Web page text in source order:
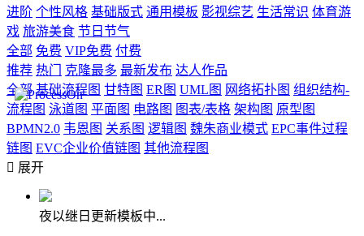
进阶 个性风格 基础版式 通用模板 影视综艺 生活常识 体育游
戏 旅游美食 节日节气
全部 免费 VIP免费 付费
推荐 热门 克隆最多 最新发布 达人作品
全部 基础流程图 甘特图 ER图 UML图 网络拓扑图 组织结构-
流程图 泳道图 平面图 电路图 图表/表格 架构图 原型图
BPMN2.0 韦恩图 关系图 逻辑图 魏朱商业模式 EPC事件过程
链图 EVC企业价值链图 其他流程图
 展开
夜以继日更新模板中...